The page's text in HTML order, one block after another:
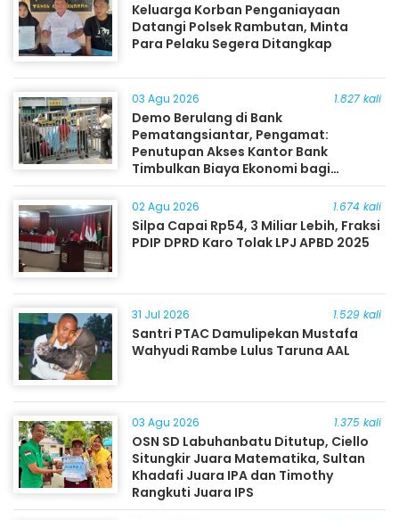
Keluarga Korban Penganiayaan
Datangi Polsek Rambutan, Minta
Para Pelaku Segera Ditangkap
03 Agu 2026 1.827 kali
Demo Berulang di Bank
Pematangsiantar, Pengamat:
Penutupan Akses Kantor Bank
Timbulkan Biaya Ekonomi bagi
Masyarakat
02 Agu 2026 1.674 kali
Silpa Capai Rp54, 3 Miliar Lebih, Fraksi
PDIP DPRD Karo Tolak LPJ APBD 2025
31 Jul 2026 1.529 kali
Santri PTAC Damulipekan Mustafa
Wahyudi Rambe Lulus Taruna AAL
03 Agu 2026 1.375 kali
OSN SD Labuhanbatu Ditutup, Ciello
Situngkir Juara Matematika, Sultan
Khadafi Juara IPA dan Timothy
Rangkuti Juara IPS